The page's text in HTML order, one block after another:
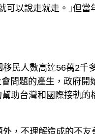
以說走就走。｣但
民人數高達56萬2
問題的產生，政府
助台灣和國際接軌
，不理解造成的不